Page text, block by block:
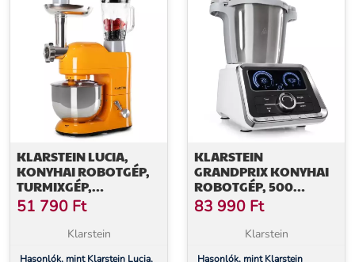
KLARSTEIN LUCIA,
KONYHAI ROBOTGÉP,
TURMIXGÉP,
HÚSDARÁLÓ, 1800 W
51 790 Ft
Klarstein
Hasonlók, mint Klarstein Lucia,
KLARSTEIN
GRANDPRIX KONYHAI
ROBOTGÉP, 500
W/1000 W, 2,5 L
NEMESACÉL
KEVERŐTÁL, FEHÉR
83 990 Ft
Klarstein
Hasonlók, mint Klarstein